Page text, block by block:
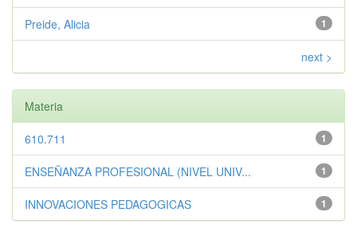
1
Preide, Alicia
next >
Materia
1
610.711
1
ENSEÑANZA PROFESIONAL (NIVEL UNIV...
1
INNOVACIONES PEDAGOGICAS